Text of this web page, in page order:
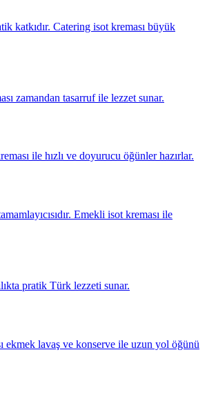
katkıdır. Catering isot kreması büyük
zamandan tasarruf ile lezzet sunar.
ile hızlı ve doyurucu öğünler hazırlar.
Emekli isot kreması ile
pratik Türk lezzeti sunar.
ekmek lavaş ve konserve ile uzun yol öğünü